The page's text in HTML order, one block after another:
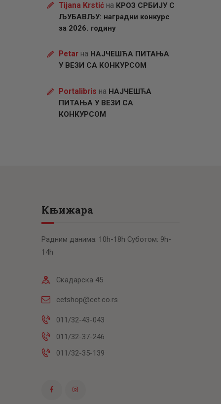
Tijana Krstićна КРОЗ СРБИЈУ С
ЉУБАВЉУ: наградни конкурс
за 2026. годину
Petarна НАЈЧЕШЋА ПИТАЊА
У ВЕЗИ СА КОНКУРСОМ
Portalibris на НАЈЧЕШЋА
ПИТАЊА У ВЕЗИ СА
КОНКУРСОМ
Књижара
Радним данима: 10h-18h Суботом: 9h-
14h
Скадарска 45
cetshop@cet.co.rs
011/32-43-043
011/32-37-246
011/32-35-139